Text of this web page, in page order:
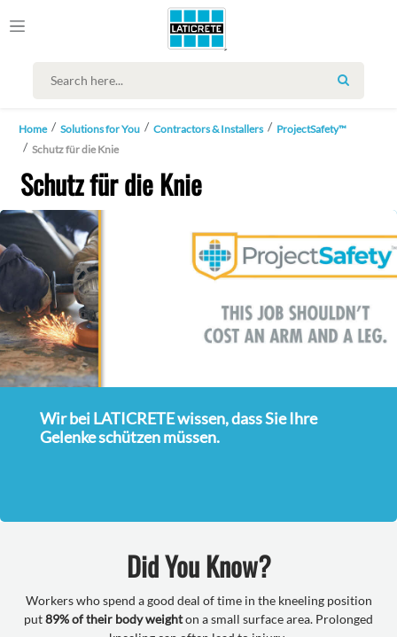
SEARCH
Home Solutions for You Contractors & Installers
ProjectSafety™
Schutz für die Knie
Schutz für die Knie
Wir bei LATICRETE wissen, dass Sie Ihre
Gelenke schützen müssen.
Did You Know?
Workers who spend a good deal of time in the kneeling position
put89% of their body weighton a small surface area. Prolonged